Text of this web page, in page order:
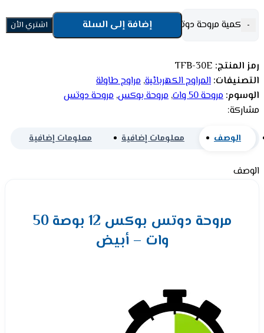
- كمية مروحة دوتس بوكس 12 بوصة 50 وات - أبيض + إضافة إلى السلة اشتري الأن
رمز المنتج: TFB-30E
التصنيفات: المراوح الكهربائية, مراوح طاولة
الوسوم: مروحة 50 وات , مروحة بوكس, مروحة دوتس
مشاركة:
الوصف معلومات إضافية معلومات إضافية
الوصف
مروحة دوتس بوكس 12 بوصة 50
وات – أبيض